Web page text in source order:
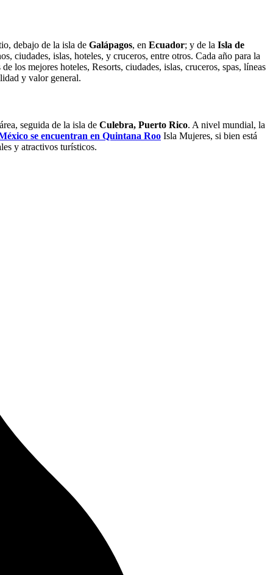
debajo de la isla de Galápagos, en Ecuador; y de la Isla de
ciudades, islas, hoteles, y cruceros, entre otros. Cada año para la
los mejores hoteles, Resorts, ciudades, islas, cruceros, spas, líneas
y valor general.
seguida de la isla de Culebra, Puerto Rico. A nivel mundial, la
se encuentran en Quintana Roo Isla Mujeres, si bien está
y atractivos turísticos.